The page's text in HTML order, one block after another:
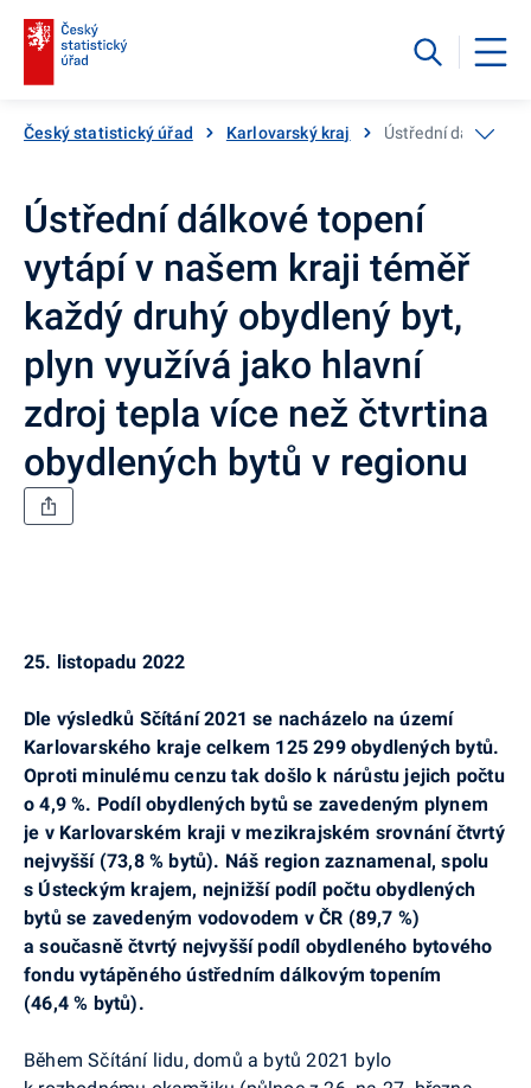
Český statistický úřad Karlovarský kraj Ústřední dálkové
Ústřední dálkové topení
vytápí v našem kraji téměř
každý druhý obydlený byt,
plyn využívá jako hlavní
zdroj tepla více než čtvrtina
obydlených bytů v regionu
25. listopadu 2022
Dle výsledků Sčítání 2021 se nacházelo na území
Karlovarského kraje celkem 125 299 obydlených bytů.
Oproti minulému cenzu tak došlo k nárůstu jejich počtu
o 4,9 %. Podíl obydlených bytů se zavedeným plynem
je v Karlovarském kraji v mezikrajském srovnání čtvrtý
nejvyšší (73,8 % bytů). Náš region zaznamenal, spolu
s Ústeckým krajem, nejnižší podíl počtu obydlených
bytů se zavedeným vodovodem v ČR (89,7 %)
a současně čtvrtý nejvyšší podíl obydleného bytového
fondu vytápěného ústředním dálkovým topením
(46,4 % bytů).
Během Sčítání lidu, domů a bytů 2021 bylo